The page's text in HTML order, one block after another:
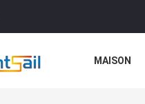
MAISON